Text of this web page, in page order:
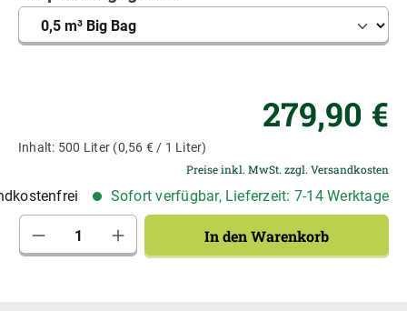
279,90 €
Inhalt: 500 Liter (0,56 € / 1 Liter)
Preise inkl. MwSt. zzgl. Versandkosten
Sofort verfügbar, Lieferzeit: 7-14 Werktage
Produkt Anzahl: Gib den gewünschten
In den Warenkorb